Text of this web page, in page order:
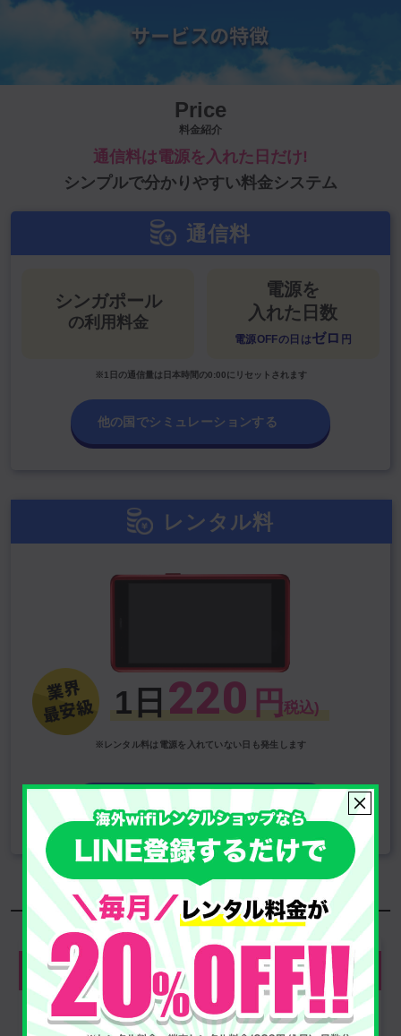
Price
料金紹介
通信料は電源を入れた日だけ!
シンプルで分かりやすい料金システム
通信料
シンガポール
の利用料金
電源を
入れた日数
電源OFFの日はゼロ 円
※1日の通信量は日本時間の0:00にリセットされます
他の国でシミュレーションする
レンタル料
1日 220 円(税込)
※レンタル料は電源を入れていない日も発生します
受取・返却方法を確認する
選べる安心補償はコチラ!
安心補償フル 330 円/日（税込）